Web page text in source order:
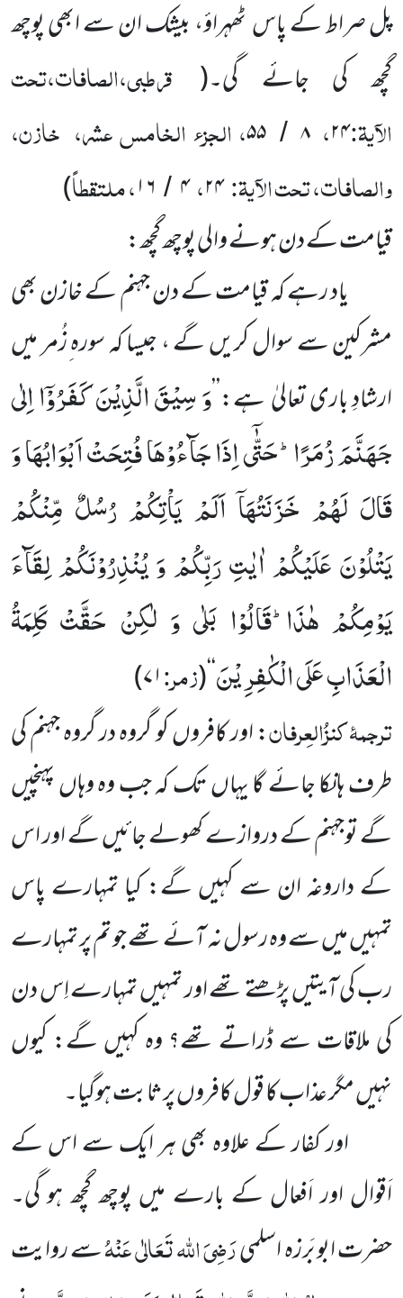
پل صراط کے پاس ٹھہراؤ، بیشک ان سے ابھی پوچھ
گچھ کی جائے گی۔( قرطبی،الصافات،تحت
الآیۃ:۲۴، ۸/ ۵۵، الجزء الخامس عشر، خازن،
والصافات، تحت الآیۃ:۲۴،۴ / ۱۶، ملتقطاً)
قیامت کے دن ہونے والی پوچھ گچھ:
یاد رہے کہ قیامت کے دن جہنم کے خازن بھی
مشرکین سے سوال کریں گے ، جیسا کہ سورہ ِزُمر میں
ارشادِ باری تعالیٰ ہے:’’وَ سِیْقَ الَّذِیْنَ كَفَرُوْۤا اِلٰى
جَهَنَّمَ زُمَرًاؕ-حَتّٰۤى اِذَا جَآءُوْهَا فُتِحَتْ اَبْوَابُهَا وَ
قَالَ لَهُمْ خَزَنَتُهَاۤ اَلَمْ یَاْتِكُمْ رُسُلٌ مِّنْكُمْ
یَتْلُوْنَ عَلَیْكُمْ اٰیٰتِ رَبِّكُمْ وَ یُنْذِرُوْنَكُمْ لِقَآءَ
یَوْمِكُمْ هٰذَاؕ-قَالُوْا بَلٰى وَ لٰكِنْ حَقَّتْ كَلِمَةُ
الْعَذَابِ عَلَى الْكٰفِرِیْنَ‘‘(زمر:۷۱)
ترجمۂ کنزُالعِرفان: اور کافروں کو گروہ در گروہ جہنم کی
طرف ہانکا جائے گا یہاں تک کہ جب وہ وہاں پہنچیں
گے توجہنم کے دروازے کھولے جائیں گے اور اس
کے داروغہ ان سے کہیں گے: کیا تمہارے پاس
تمہیں میں سے وہ رسول نہ آئے تھے جو تم پر تمہارے
رب کی آیتیں پڑھتے تھے اور تمہیں تمہارے اِس دن
کی ملاقات سے ڈراتے تھے؟ وہ کہیں گے: کیوں
نہیں مگر عذاب کا قول کافروں پر ثابت ہوگیا۔
اور کفار کے علاوہ بھی ہر ایک سے اس کے
اَقوال اور اَفعال کے بارے میں پوچھ گچھ ہو گی۔
حضرت ابو بَرزہ اسلمیرَضِیَ اللہ تَعَالٰی عَنْہُسے روایت